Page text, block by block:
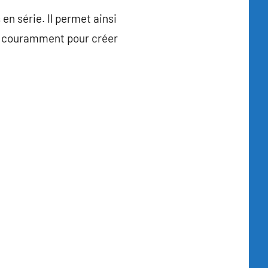
en série. Il permet ainsi
pour créer